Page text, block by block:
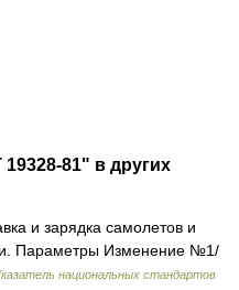
81" в других
и зарядка самолетов и
Параметры Изменение №1/
национальных стандартов